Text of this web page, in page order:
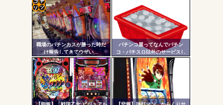
無職のパチンコカス(22)なんやが、ワイの人生どれくらい
ヤバいか教えて？...
AngelBeats!とかいうクソアニメの思い出ｗｗｗ
Powered by livedoor 相互RSS
職場のパチンカスが勝った時だ
け報告してきてウザい…
パチンコ屋ってなんでパチン
コ・パチスロ以外のサービスし
ないんや？
コテ
リン
- 固
定リ
ンク
自動
更新